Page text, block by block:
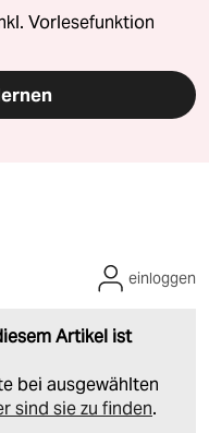
Vorlesefunktion
Artikel ist
bei ausgewählten
sind sie zu finden.
einloggen